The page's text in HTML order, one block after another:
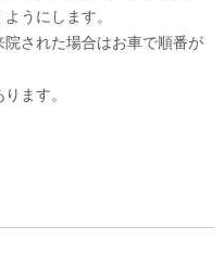
うにします。
された場合はお車で順番が
ます。